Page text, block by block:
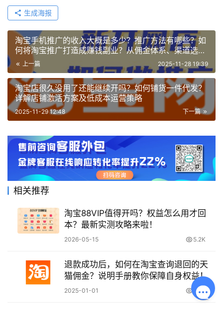
生成海报
淘宝手机推广的收入大概是多少？推广方法有哪些？如
何将淘宝推广打造成赚钱副业？从佣金体系、渠道选择
到流量获取的全链路策略解析
上一篇 2025-11-28 19:39
淘宝店很久没用了还能继续开吗？如何铺货一件代发？
详解店铺激活方案及低成本运营策略
下一篇
2025-11-29 12:48
相关推荐
淘宝88VIP值得开吗？权益怎么用才回
本？最新实测攻略来啦！
2026-05-15 5.2K
退款成功后，如何在淘宝查询退回的天
猫佣金？说明手册教你保障自身权益！
2025-01-01 2.6K